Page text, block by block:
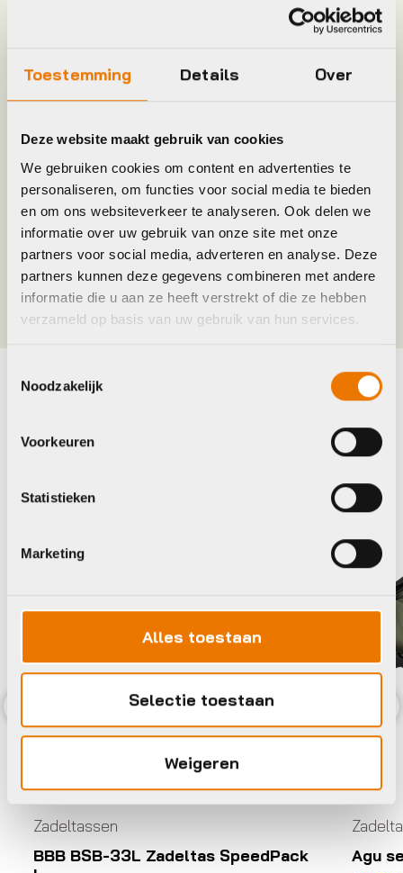
Toestemming Details Over
Deze website maakt gebruik van cookies
We gebruiken cookies om content en advertenties te
personaliseren, om functies voor social media te bieden
en om ons websiteverkeer te analyseren. Ook delen we
informatie over uw gebruik van onze site met onze
partners voor social media, adverteren en analyse. Deze
partners kunnen deze gegevens combineren met andere
informatie die u aan ze heeft verstrekt of die ze hebben
verzameld op basis van uw gebruik van hun services.
Noodzakelijk
Voorkeuren
Statistieken
Marketing
Alles toestaan
Selectie toestaan
Weigeren
Model zadeltas st 5950 2.0
Merk Abus
Kleur Zwart
Bekijk alle accessoires
Previous
Zadeltas SpeedPack Agu seat-pack